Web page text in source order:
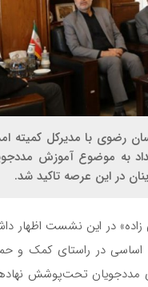
رضوی با مدیرکل کمیته
به موضوع آموزش
در این عرصه تاکید شد.
در این نشست اظهار
در راستای کمک و
مددجویان تحت‌پوشش